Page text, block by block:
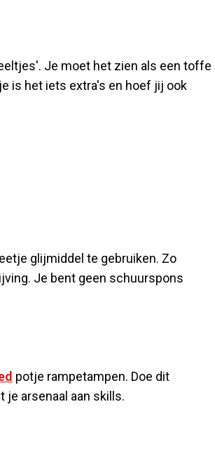
Je moet het zien als een toffe
is het iets extra's en hoef jij ook
glijmiddel te gebruiken. Zo
Je bent geen schuurspons
potje rampetampen. Doe dit
je arsenaal aan skills.